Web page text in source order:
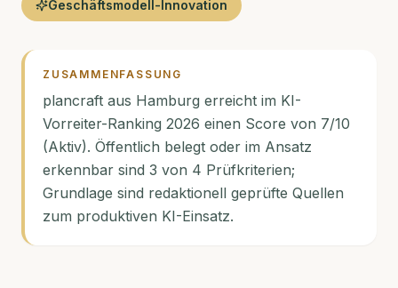
Geschäftsmodell-Innovation
ZUSAMMENFASSUNG
plancraft aus Hamburg erreicht im KI-
Vorreiter-Ranking 2026 einen Score von 7/10
(Aktiv). Öffentlich belegt oder im Ansatz
erkennbar sind 3 von 4 Prüfkriterien;
Grundlage sind redaktionell geprüfte Quellen
zum produktiven KI-Einsatz.